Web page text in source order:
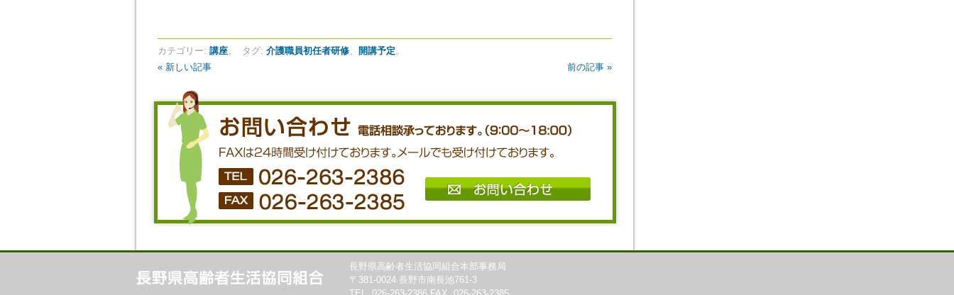
カテゴリー: 講座。 タグ: 介護職員初任者研修、 開講予定。
« 新しい記事
前の記事 »
長野県高齢者生活協同組合本部事務局
〒381-0024 長野市南長池761-3
TEL. 026-263-2386 FAX. 026-263-2385